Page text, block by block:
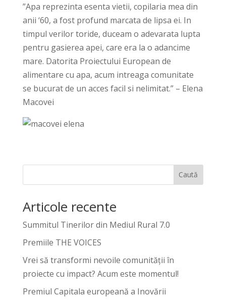
”Apa reprezinta esenta vietii, copilaria mea din
anii ‘60, a fost profund marcata de lipsa ei. In
timpul verilor toride, duceam o adevarata lupta
pentru gasierea apei, care era la o adancime
mare. Datorita Proiectului European de
alimentare cu apa, acum intreaga comunitate
se bucurat de un acces facil si nelimitat.” – Elena
Macovei
Caută
Articole recente
Summitul Tinerilor din Mediul Rural 7.0
Premiile THE VOICES
Vrei să transformi nevoile comunității în
proiecte cu impact? Acum este momentul!
Premiul Capitala europeană a Inovării